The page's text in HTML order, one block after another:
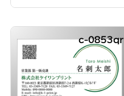
c-0853qr